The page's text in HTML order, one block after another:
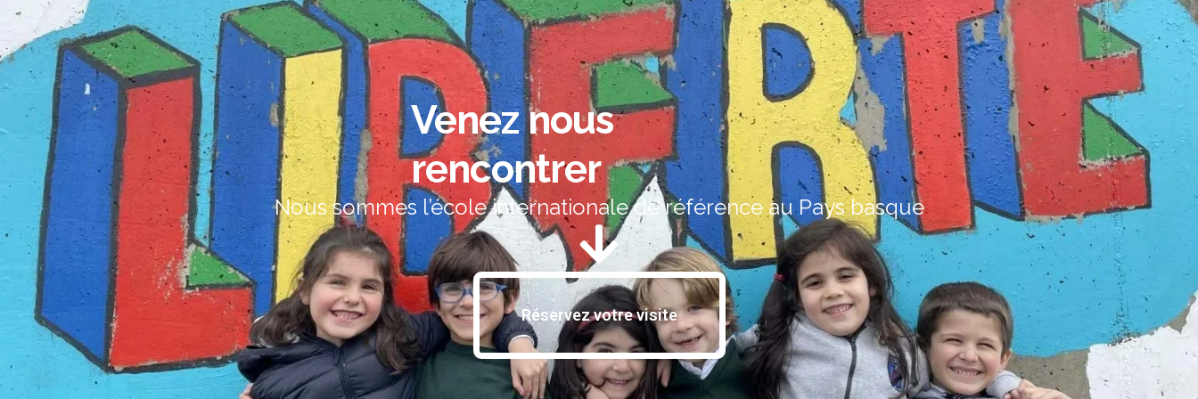
Venez nous
rencontrer
Nous sommes l’école internationale de référence au Pays basque
Réservez votre visite